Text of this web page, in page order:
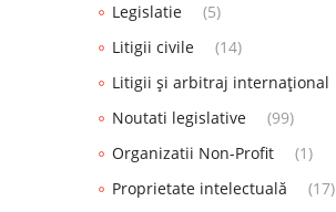
Legislatie
(5)
Litigii civile
(14)
Litigii și arbitraj internațional
Noutati legislative
(99)
Organizatii Non-Profit
(1)
Proprietate intelectuală
(17)